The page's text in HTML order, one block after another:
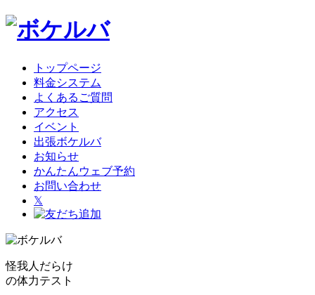
トップページ
料金システム
よくあるご質問
アクセス
イベント
出張ボケルバ
お知らせ
かんたんウェブ予約
お問い合わせ
𝕏
怪我人だらけ
の体力テスト